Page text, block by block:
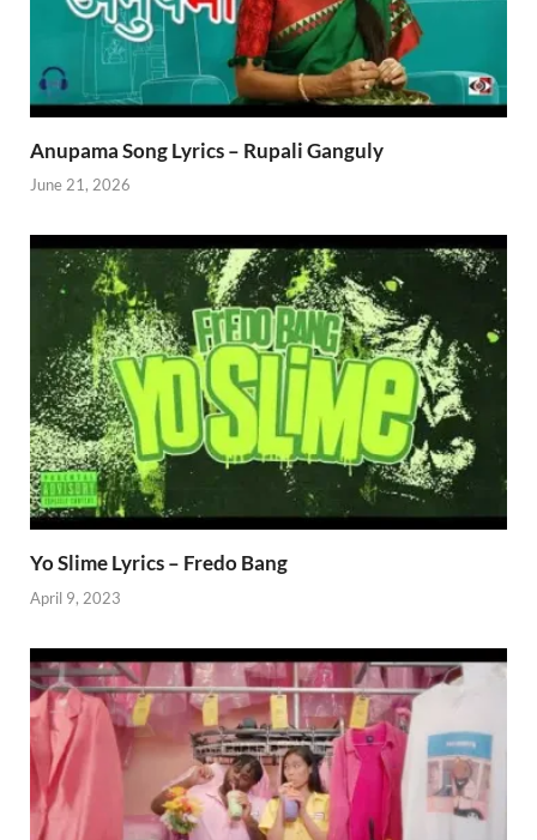
Anupama Song Lyrics – Rupali Ganguly
June 21, 2026
Yo Slime Lyrics – Fredo Bang
April 9, 2023